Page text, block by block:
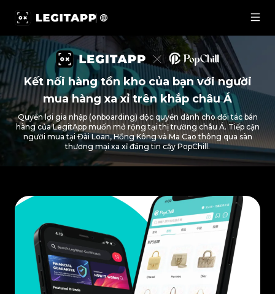
Kết nối hàng tồn kho của bạn với người
mua hàng xa xỉ trên khắp châu Á
Quyền lợi gia nhập (onboarding) độc quyền dành cho đối tác bán
hàng của LegitApp muốn mở rộng tại thị trường châu Á. Tiếp cận
người mua tại Đài Loan, Hồng Kông và Ma Cao thông qua sàn
thương mại xa xỉ đáng tin cậy PopChill.